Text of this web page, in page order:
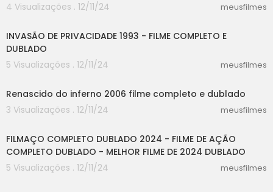
4 Visualizações . 12/11/24
meusfilmes
INVASÃO DE PRIVACIDADE 1993 - FILME COMPLETO E
DUBLADO
5 Visualizações . 12/11/24
meusfilmes
Renascido do inferno 2006 filme completo e dublado
3 Visualizações . 12/11/24
meusfilmes
FILMAÇO COMPLETO DUBLADO 2024 - FILME DE AÇÃO
COMPLETO DUBLADO - MELHOR FILME DE 2024 DUBLADO
5 Visualizações . 12/11/24
meusfilmes